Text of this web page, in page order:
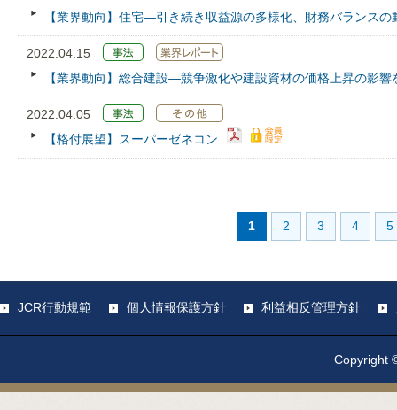
【業界動向】住宅―引き続き収益源の多様化、財務バランス
2022.04.15
【業界動向】総合建設―競争激化や建設資材の価格上昇の影
2022.04.05
【格付展望】スーパーゼネコン
1 2 3 4 5
JCR行動規範 個人情報保護方針 利益相反管理方針
Copyright